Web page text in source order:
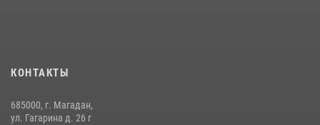
15 июля 2026, 04:34
КОНТАКТЫ
685000, г. Магадан,
ул. Гагарина д. 26 г